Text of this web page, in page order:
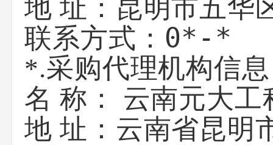
地 址： 昆明市五华
联系方式： 0*-*
*.采购代理机构信息
名 称： 云南元大工
地 址： 云南省昆明